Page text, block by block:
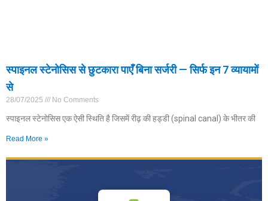
स्पाइनल स्टेनोसिस से छुटकारा पाएँ बिना सर्जरी — सिर्फ इन 7 व्यायामों
से
28/07/2025 No Comments
स्पाइनल स्टेनोसिस एक ऐसी स्थिति है जिसमें रीढ़ की हड्डी (spinal canal) के भीतर की
Read More »